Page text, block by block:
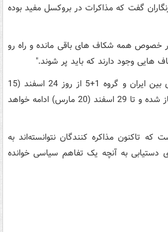
گفت که مذاکرات در بروکسل مفید بوده
خصوص همه شکاف های باقی مانده و راه رو
هایی وجود دارند که باید پر شوند."
دور کنونی مذاکرات هسته‌ای بین ایران و گروه 1+5 از روز 24 اسفند (15
مارس) در لوزان سوئیس آغاز شده و تا 29 اسفند (20 مارس) ادامه خواهد
تاکنون مذاکره کنندگان نتوانسته‌اند به
دستیابی به آنچه یک تفاهم سیاسی خوانده